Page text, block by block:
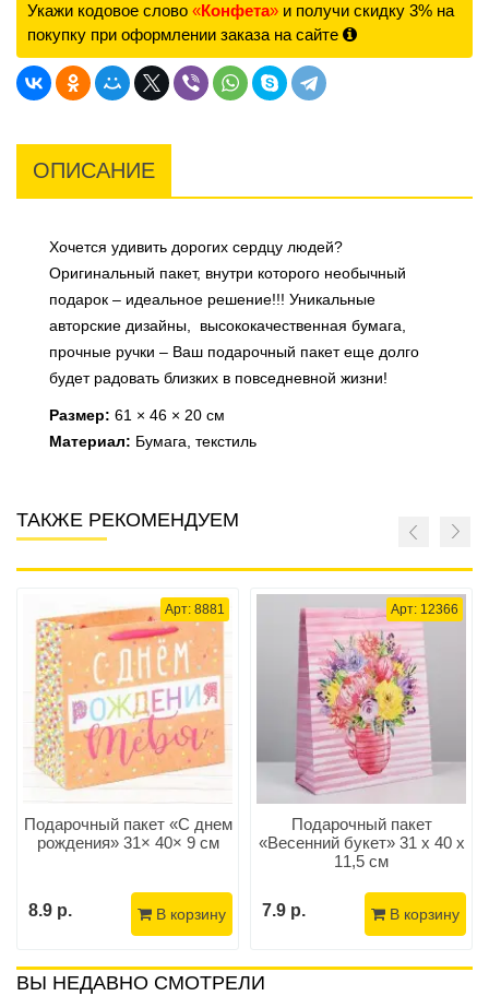
Укажи кодовое слово «Конфета» и получи скидку 3% на
покупку при оформлении заказа на сайте
ОПИСАНИЕ
Хочется удивить дорогих сердцу людей?
Оригинальный пакет, внутри которого необычный
подарок – идеальное решение!!! Уникальные
авторские дизайны, высококачественная бумага,
прочные ручки – Ваш подарочный пакет еще долго
будет радовать близких в повседневной жизни!
Размер: 61 × 46 × 20 см
Материал: Бумага, текстиль
ТАКЖЕ РЕКОМЕНДУЕМ
Арт: 8881
Подарочный пакет «С днем
рождения» 31× 40× 9 см
8.9 р. В корзину
Арт: 12366
Подарочный пакет
«Весенний букет» 31 х 40 х
11,5 см
7.9 р. В корзину
ВЫ НЕДАВНО СМОТРЕЛИ